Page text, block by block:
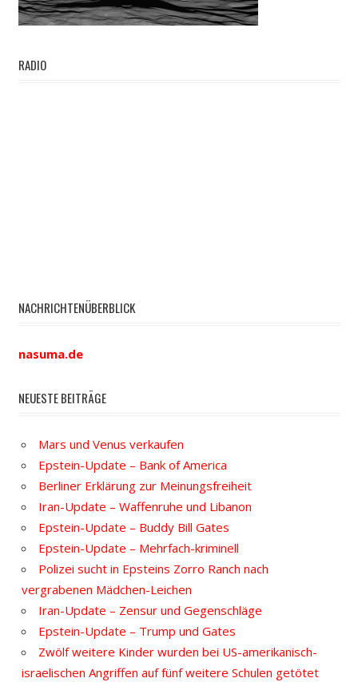
RADIO
NACHRICHTENÜBERBLICK
nasuma.de
NEUESTE BEITRÄGE
Mars und Venus verkaufen
Epstein-Update – Bank of America
Berliner Erklärung zur Meinungsfreiheit
Iran-Update – Waffenruhe und Libanon
Epstein-Update – Buddy Bill Gates
Epstein-Update – Mehrfach-kriminell
Polizei sucht in Epsteins Zorro Ranch nach
vergrabenen Mädchen-Leichen
Iran-Update – Zensur und Gegenschläge
Epstein-Update – Trump und Gates
Zwölf weitere Kinder wurden bei US-amerikanisch-
israelischen Angriffen auf fünf weitere Schulen getötet